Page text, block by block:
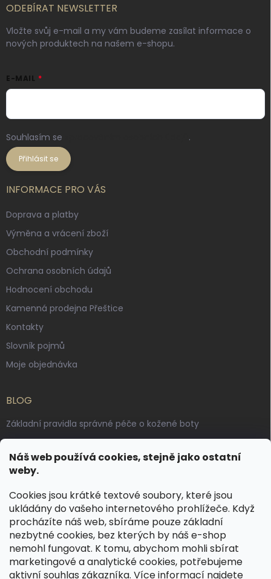
Náš web používá cookies, stejně jako ostatní
weby.
Cookies jsou krátké textové soubory, které jsou
ukládány do vašeho internetového prohlížeče. Když
procházíte náš web, sbíráme pouze základní
nezbytné cookies, bez kterých by náš e-shop
nemohl fungovat. K tomu, abychom mohli sbírat
marketingové a analytické cookies, potřebujeme
aktivní souhlas zákazníka. Více informací najdete
ODEBÍRAT NEWSLETTER
Vložte svůj e-mail a my vám budeme zasílat informace o
nových produktech na našem e-shopu.
E-MAIL
Souhlasím se .
Přihlásit se
INFORMACE PRO VÁS
Doprava a platby
Výměna a vrácení zboží
Obchodní podmínky
Ochrana osobních údajů
Hodnocení obchodu
Kamenná prodejna Přeštice
Kontakty
Slovník pojmů
Moje objednávka
BLOG
Základní pravidla správné péče o kožené boty
Výroba českých kožených opasků: vůně pravé kůže, dotek
řemesla
KONTAKT
dotazy@spongr.cz
+420 776 663 962